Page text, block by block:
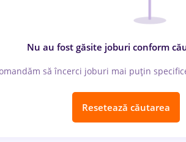
Nu au fost găsite joburi conform
să încerci joburi mai puțin
Resetează căutarea